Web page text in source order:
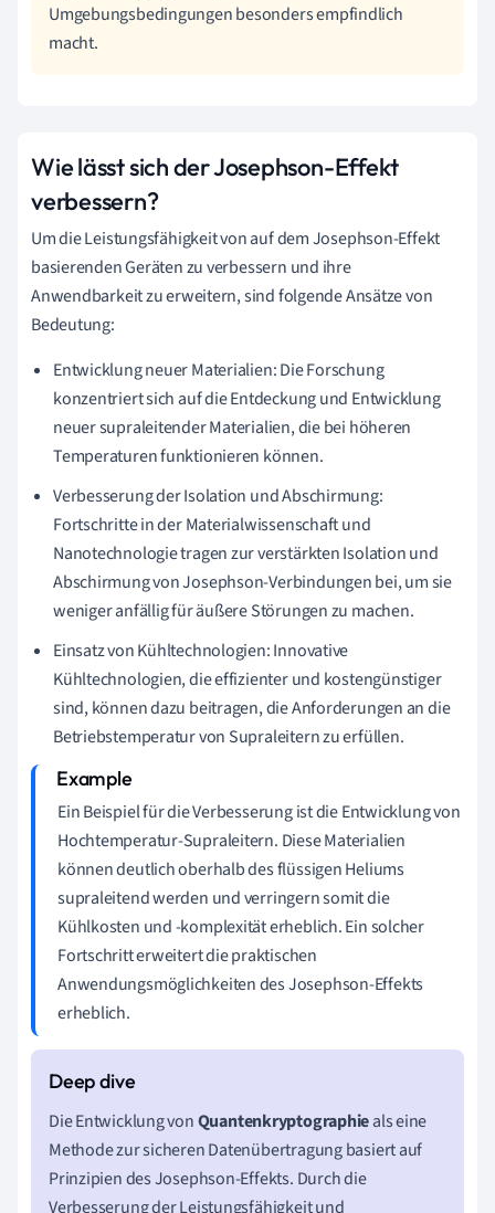
Umgebungsbedingungen besonders empfindlich
macht.
Wie lässt sich der Josephson-Effekt
verbessern?
Um die Leistungsfähigkeit von auf dem Josephson-Effekt
basierenden Geräten zu verbessern und ihre
Anwendbarkeit zu erweitern, sind folgende Ansätze von
Bedeutung:
Entwicklung neuer Materialien: Die Forschung
konzentriert sich auf die Entdeckung und Entwicklung
neuer supraleitender Materialien, die bei höheren
Temperaturen funktionieren können.
Verbesserung der Isolation und Abschirmung:
Fortschritte in der Materialwissenschaft und
Nanotechnologie tragen zur verstärkten Isolation und
Abschirmung von Josephson-Verbindungen bei, um sie
weniger anfällig für äußere Störungen zu machen.
Einsatz von Kühltechnologien: Innovative
Kühltechnologien, die effizienter und kostengünstiger
sind, können dazu beitragen, die Anforderungen an die
Betriebstemperatur von Supraleitern zu erfüllen.
Ein Beispiel für die Verbesserung ist die Entwicklung von
Hochtemperatur-Supraleitern. Diese Materialien
können deutlich oberhalb des flüssigen Heliums
supraleitend werden und verringern somit die
Kühlkosten und -komplexität erheblich. Ein solcher
Fortschritt erweitert die praktischen
Anwendungsmöglichkeiten des Josephson-Effekts
erheblich.
Die Entwicklung vonQuantenkryptographieals eine
Methode zur sicheren Datenübertragung basiert auf
Prinzipien des Josephson-Effekts. Durch die
Verbesserung der Leistungsfähigkeit und